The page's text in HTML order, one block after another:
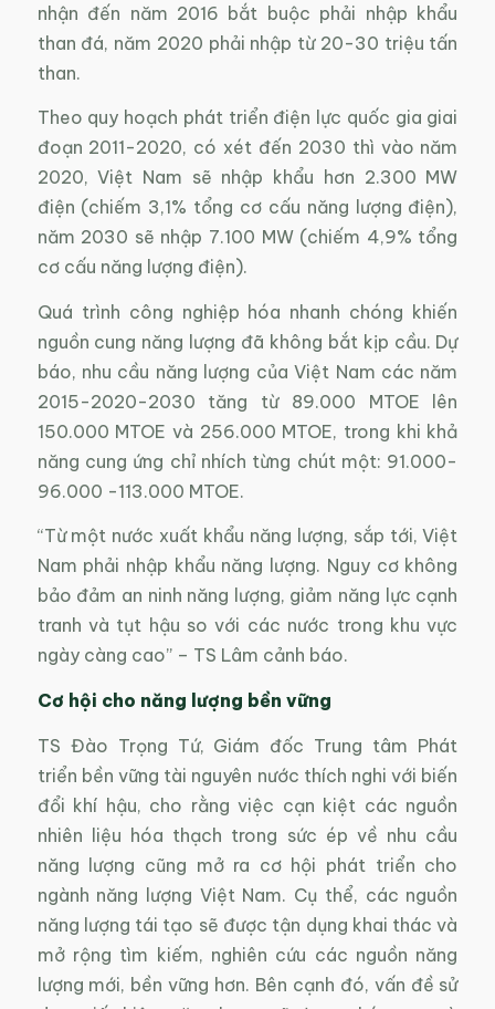
nhận đến năm 2016 bắt buộc phải nhập khẩu
than đá, năm 2020 phải nhập từ 20-30 triệu tấn
than.
Theo quy hoạch phát triển điện lực quốc gia giai
đoạn 2011-2020, có xét đến 2030 thì vào năm
2020, Việt Nam sẽ nhập khẩu hơn 2.300 MW
điện (chiếm 3,1% tổng cơ cấu năng lượng điện),
năm 2030 sẽ nhập 7.100 MW (chiếm 4,9% tổng
cơ cấu năng lượng điện).
Quá trình công nghiệp hóa nhanh chóng khiến
nguồn cung năng lượng đã không bắt kịp cầu. Dự
báo, nhu cầu năng lượng của Việt Nam các năm
2015-2020-2030 tăng từ 89.000 MTOE lên
150.000 MTOE và 256.000 MTOE, trong khi khả
năng cung ứng chỉ nhích từng chút một: 91.000-
96.000 -113.000 MTOE.
“Từ một nước xuất khẩu năng lượng, sắp tới, Việt
Nam phải nhập khẩu năng lượng. Nguy cơ không
bảo đảm an ninh năng lượng, giảm năng lực cạnh
tranh và tụt hậu so với các nước trong khu vực
ngày càng cao” – TS Lâm cảnh báo.
Cơ hội cho năng lượng bền vững
TS Đào Trọng Tứ, Giám đốc Trung tâm Phát
triển bền vững tài nguyên nước thích nghi với biến
đổi khí hậu, cho rằng việc cạn kiệt các nguồn
nhiên liệu hóa thạch trong sức ép về nhu cầu
năng lượng cũng mở ra cơ hội phát triển cho
ngành năng lượng Việt Nam. Cụ thể, các nguồn
năng lượng tái tạo sẽ được tận dụng khai thác và
mở rộng tìm kiếm, nghiên cứu các nguồn năng
lượng mới, bền vững hơn. Bên cạnh đó, vấn đề sử